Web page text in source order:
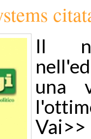
Il
una
Vai>>